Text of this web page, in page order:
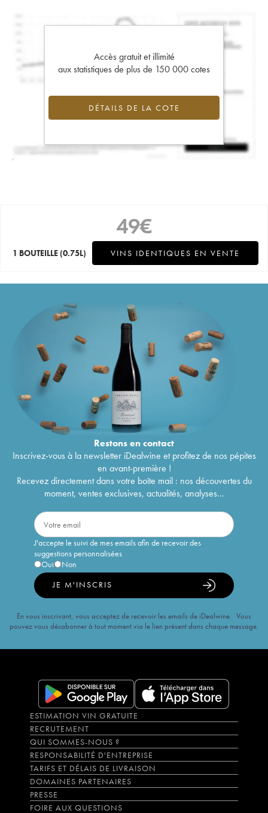
Accès gratuit et illimité
aux statistiques de plus de 150 000 cotes
DÉTAILS DE LA COTE
49€
1 BOUTEILLE (0.75L) VINS IDENTIQUES EN VENTE
Restons encontact
Inscrivez-vous à la newsletter iDealwine et profitez de nos pépites
en avant-première !
Recevez directement dans votre boîte mail : nos découvertes du
moment, ventes exclusives, actualités, analyses...
J'accepte le suivi de mes emails afin de recevoir des
suggestions personnalisées
Oui
Non
JE M'INSCRIS
En vous inscrivant, vous acceptez de recevoir les emails de iDealwine. Vous
pouvez vous désabonner à tout moment via le lien présent dans chaque message.
ESTIMATION VIN GRATUITE
RECRUTEMENT
QUI SOMMES-NOUS ?
RESPONSABILITÉ D'ENTREPRISE
TARIFS ET DÉLAIS DE LIVRAISON
DOMAINES PARTENAIRES
PRESSE
FOIRE AUX QUESTIONS